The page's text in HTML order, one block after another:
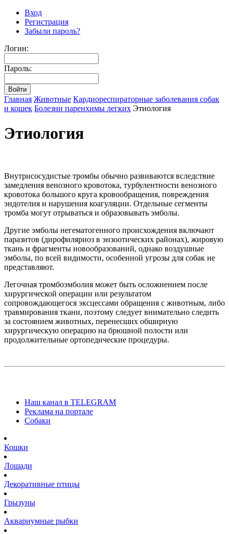
Вход
Регистрация
Забыли пароль?
Логин:
Пароль:
Главная Животные Кардиореспираторные заболевания собак
и кошек Болезни паренхимы легких Этиология
Этиология
Внутрисосудистые тромбы обычно развиваются вследствие
замедления венозного кровотока, турбулентности венозного
кровотока большого круга кровообращения, повреждения
эндотелия и нарушения коагуляции. Отдельные сегменты
тромба могут отрываться и образовывать эмболы.
Другие эмболы негематогенного происхождения включают
паразитов (дирофиляриоз в энзоотических районах), жировую
ткань и фрагменты новообразований, однако воздушные
эмболы, по всей видимости, особенной угрозы для собак не
представляют.
Легочная тромбоэмболия может быть осложнением после
хирургической операции или результатом
сопровождающегося эксцессами обращения с животным, либо
травмирования ткани, поэтому следует внимательно следить
за состоянием животных, перенесших обширную
хирургическую операцию на брюшной полости или
продолжительные ортопедические процедуры.
Наш канал в TELEGRAM
Реклама на портале
Собаки
Кошки
Лошади
Декоративные птицы
Грызуны
Аквариумные рыбки